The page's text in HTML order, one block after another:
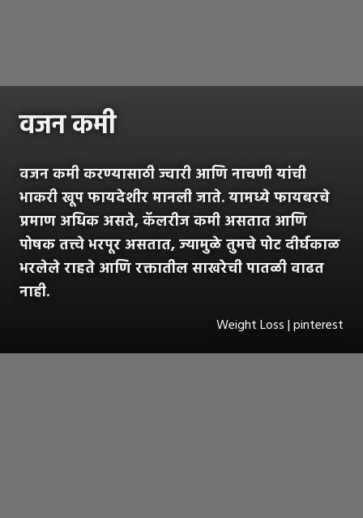
वजन कमी
वजन कमी करण्यासाठी ज्वारी आणि नाचणी यांची
भाकरी खूप फायदेशीर मानली जाते. यामध्ये फायबरचे
प्रमाण अधिक असते, कॅलरीज कमी असतात आणि
पोषक तत्त्वे भरपूर असतात, ज्यामुळे तुमचे पोट दीर्घकाळ
भरलेले राहते आणि रक्तातील साखरेची पातळी वाढत
नाही.
Weight Loss | pinterest